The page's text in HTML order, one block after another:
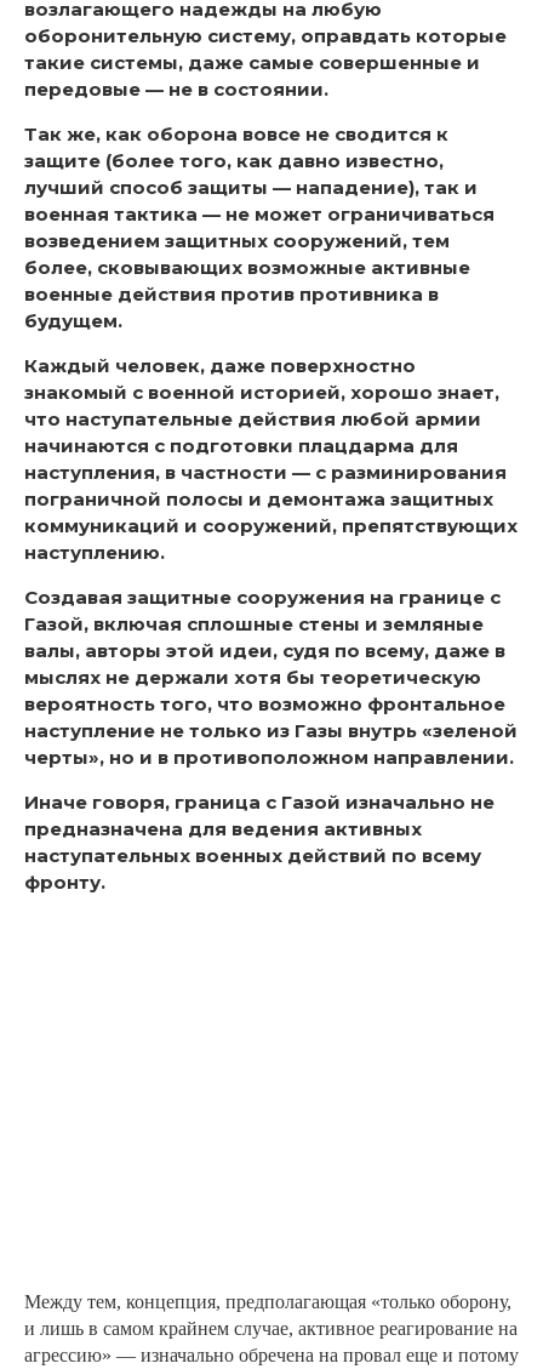
возлагающего надежды на любую
оборонительную систему, оправдать которые
такие системы, даже самые совершенные и
передовые — не в состоянии.
Так же, как оборона вовсе не сводится к
защите (более того, как давно известно,
лучший способ защиты — нападение), так и
военная тактика — не может ограничиваться
возведением защитных сооружений, тем
более, сковывающих возможные активные
военные действия против противника в
будущем.
Каждый человек, даже поверхностно
знакомый с военной историей, хорошо знает,
что наступательные действия любой армии
начинаются с подготовки плацдарма для
наступления, в частности — с разминирования
пограничной полосы и демонтажа защитных
коммуникаций и сооружений, препятствующих
наступлению.
Создавая защитные сооружения на границе с
Газой, включая сплошные стены и земляные
валы, авторы этой идеи, судя по всему, даже в
мыслях не держали хотя бы теоретическую
вероятность того, что возможно фронтальное
наступление не только из Газы внутрь «зеленой
черты», но и в противоположном направлении.
Иначе говоря, граница с Газой изначально не
предназначена для ведения активных
наступательных военных действий по всему
фронту.
Между тем, концепция, предполагающая «только оборону,
и лишь в самом крайнем случае, активное реагирование на
агрессию» — изначально обречена на провал еще и потому